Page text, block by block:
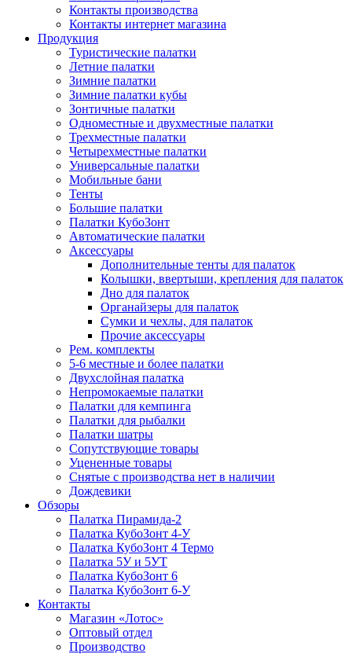
Контакты производства
Контакты интернет магазина
Продукция
Туристические палатки
Летние палатки
Зимние палатки
Зимние палатки кубы
Зонтичные палатки
Одноместные и двухместные палатки
Трехместные палатки
Четырехместные палатки
Универсальные палатки
Мобильные бани
Тенты
Большие палатки
Палатки КубоЗонт
Автоматические палатки
Аксессуары
Дополнительные тенты для палаток
Колышки, ввертыши, крепления для палаток
Дно для палаток
Органайзеры для палаток
Сумки и чехлы, для палаток
Прочие аксессуары
Рем. комплекты
5-6 местные и более палатки
Двухслойная палатка
Непромокаемые палатки
Палатки для кемпинга
Палатки для рыбалки
Палатки шатры
Сопутствующие товары
Уцененные товары
Снятые с производства нет в наличии
Дождевики
Обзоры
Палатка Пирамида-2
Палатка КубоЗонт 4-У
Палатка КубоЗонт 4 Термо
Палатка 5У и 5УТ
Палатка КубоЗонт 6
Палатка КубоЗонт 6-У
Контакты
Магазин «Лотос»
Оптовый отдел
Производство